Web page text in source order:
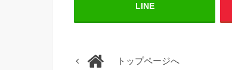
LINE
トップページへ